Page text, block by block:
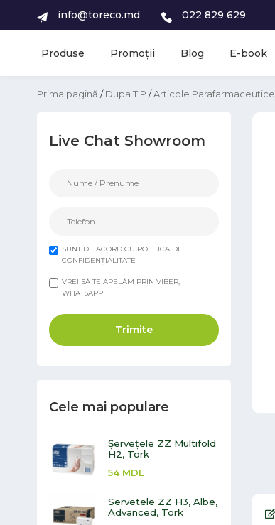
info@toreco.md 022 829 629
Produse Promoții Blog E-book
Prima pagină /Dupa TIP /Articole Parafarmaceutice
Live Chat Showroom
SUNT DE ACORD CU POLITICA DE
CONFIDENȚIALITATE
VREI SĂ TE APELĂM PRIN VIBER,
WHATSAPP
Trimite
Cele mai populare
Șervețele ZZ Multifold
H2, Tork
54 MDL
Servetele ZZ H3, Albe,
Advanced, Tork